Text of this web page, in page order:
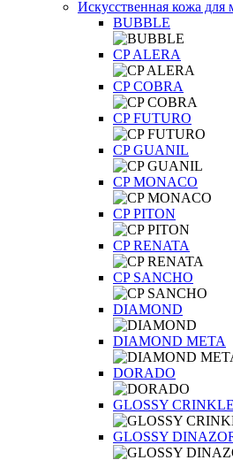
Искусственная кожа для
BUBBLE
CP ALERA
CP COBRA
CP FUTURO
CP GUANIL
CP MONACO
CP PITON
CP RENATA
CP SANCHO
DIAMOND
DIAMOND META
DORADO
GLOSSY CRINKLE
GLOSSY